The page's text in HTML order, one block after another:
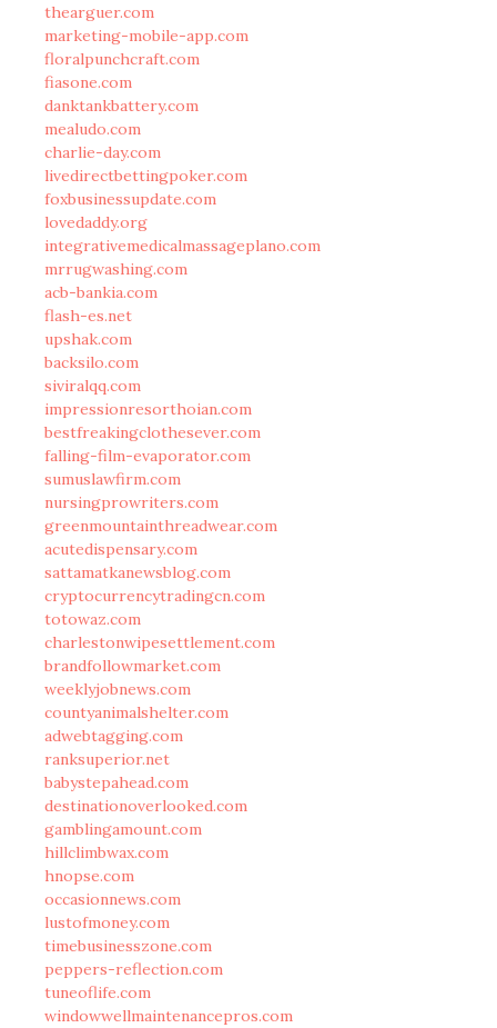
thearguer.com
marketing-mobile-app.com
floralpunchcraft.com
fiasone.com
danktankbattery.com
mealudo.com
charlie-day.com
livedirectbettingpoker.com
foxbusinessupdate.com
lovedaddy.org
integrativemedicalmassageplano.com
mrrugwashing.com
acb-bankia.com
flash-es.net
upshak.com
backsilo.com
siviralqq.com
impressionresorthoian.com
bestfreakingclothesever.com
falling-film-evaporator.com
sumuslawfirm.com
nursingprowriters.com
greenmountainthreadwear.com
acutedispensary.com
sattamatkanewsblog.com
cryptocurrencytradingcn.com
totowaz.com
charlestonwipesettlement.com
brandfollowmarket.com
weeklyjobnews.com
countyanimalshelter.com
adwebtagging.com
ranksuperior.net
babystepahead.com
destinationoverlooked.com
gamblingamount.com
hillclimbwax.com
hnopse.com
occasionnews.com
lustofmoney.com
timebusinesszone.com
peppers-reflection.com
tuneoflife.com
windowwellmaintenancepros.com